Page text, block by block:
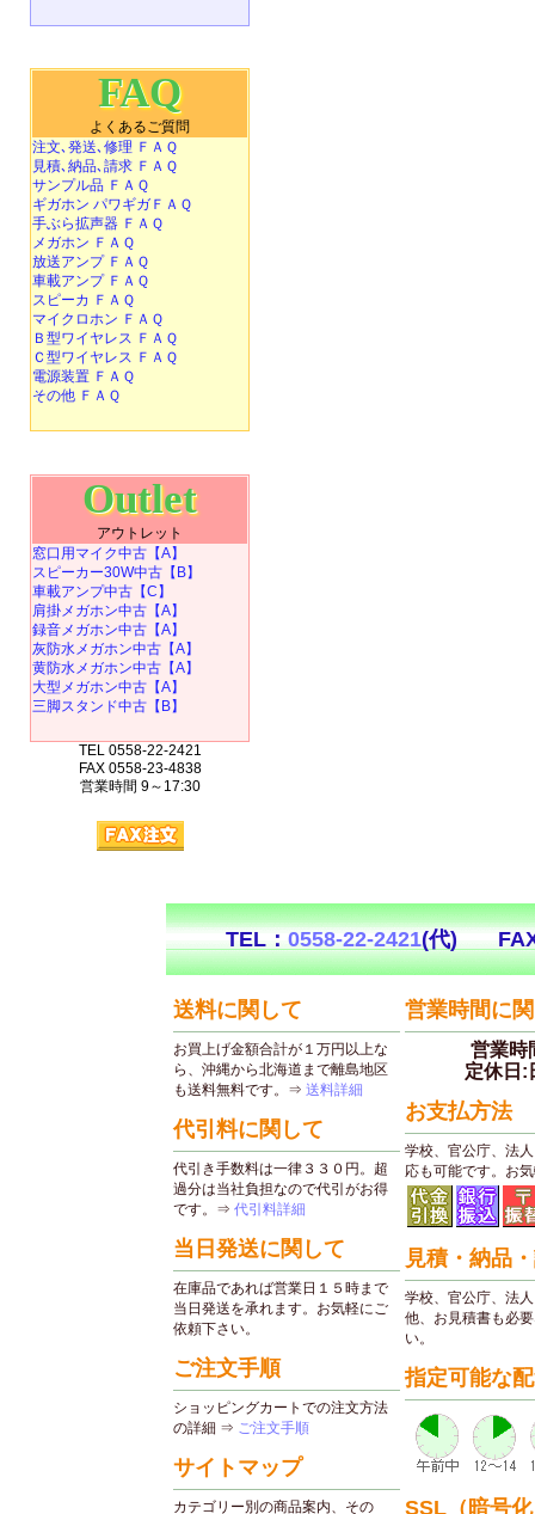
FAQ
よくあるご質問
注文､発送､修理 ＦＡＱ
見積､納品､請求 ＦＡＱ
サンプル品 ＦＡＱ
ギガホン パワギガＦＡＱ
手ぶら拡声器 ＦＡＱ
メガホン ＦＡＱ
放送アンプ ＦＡＱ
車載アンプ ＦＡＱ
スピーカ ＦＡＱ
マイクロホン ＦＡＱ
Ｂ型ワイヤレス ＦＡＱ
Ｃ型ワイヤレス ＦＡＱ
電源装置 ＦＡＱ
その他 ＦＡＱ
Outlet
アウトレット
窓口用マイク中古【A】
スピーカー30W中古【B】
車載アンプ中古【C】
肩掛メガホン中古【A】
録音メガホン中古【A】
灰防水メガホン中古【A】
黄防水メガホン中古【A】
大型メガホン中古【A】
三脚スタンド中古【B】
TEL 0558-22-2421
FAX 0558-23-4838
営業時間 9～17:30